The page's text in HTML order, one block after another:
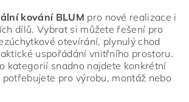
souhlasíte s
kování BLUM pro nové realizace i
dílů. Vybrat si můžete řešení pro
otevírání, plynulý chod
uspořádání vnitřního prostoru.
kategorií snadno najdete konkrétní
pro výrobu, montáž nebo